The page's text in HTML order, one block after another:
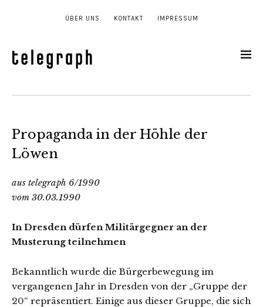
ÜBER UNS KONTAKT IMPRESSUM
Propaganda in der Höhle der
Löwen
aus telegraph 6/1990
vom 30.03.1990
In Dresden dürfen Militärgegner an der
Musterung teilnehmen
Bekanntlich wurde die Bürgerbewegung im
vergangenen Jahr in Dresden von der „Gruppe der
20“ repräsentiert. Einige aus dieser Gruppe, die sich